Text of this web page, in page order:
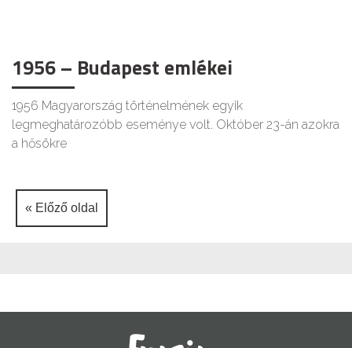
1956 – Budapest emlékei
1956 Magyarország történelmének egyik
legmeghatározóbb eseménye volt. Október 23-án azokra
a hősökre
« Előző oldal